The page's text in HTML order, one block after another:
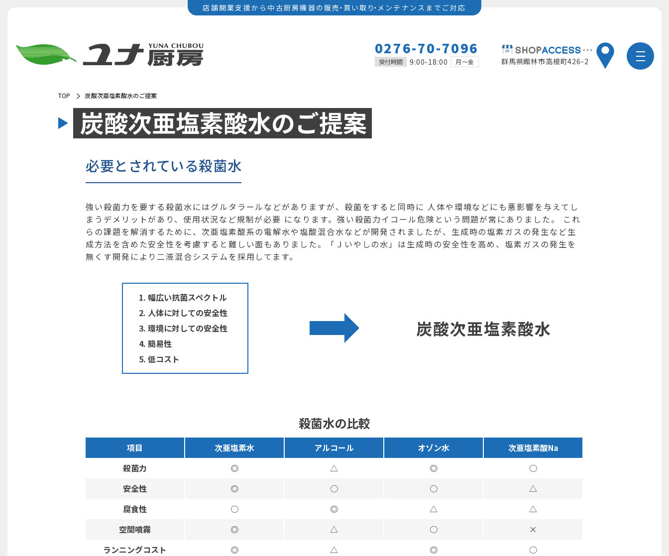
店舗開業支援から中古厨房機器の 販売・ 買い取 り・メンテナンスまでご対応
0276-70-7096
受付時間 9:00-18:00 月～金 群馬県館林市高根町426-2
TOP 炭酸次亜塩素酸水のご提案
炭酸次亜塩素酸水のご提案
必要とされている殺菌水
強い殺菌力を要する殺菌水にはグルタラールなどがありますが、殺菌をすると同時に 人体や環境などにも悪影響を与えてし
まうデメリットがあり、使用状況など規制が必要 になります。強い殺菌力イコール危険という問題が常にありました。 これ
らの課題を解消するために、次亜塩素酸系の電解水や塩酸混合水などが開発されましたが、生成時の塩素ガスの発生など生
成方法を含めた安全性を考慮すると難しい面もありました。「Ｊいやしの水」は生成時の安全性を高め、塩素ガスの発生を
無くす開発により二液混合システムを採用してます。
幅広い抗菌スペクトル
人体に対しての安全性
環境に対しての安全性
簡易性
低コスト
炭酸次亜塩素酸水
殺菌水の比較
項目 次亜塩素水 アルコール オゾン水
次亜塩素酸Na
殺菌力
◎ △ ◎
○
安全性
◎ ○ ○
△
腐食性
○ ◎ △
△
空間噴霧
◎ △ ○
×
ランニングコスト
◎ △ ◎
○